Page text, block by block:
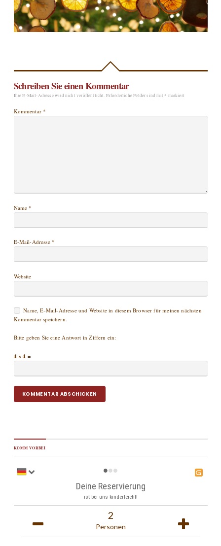
Schreiben Sie einen Kommentar
Ihre E-Mail-Adresse wird nicht veröffentlicht. Erforderliche Felder sind mit * markiert
Kommentar*
Name*
E-Mail-Adresse*
Website
Name, E-Mail-Adresse und Website in diesem Browser für meinen nächsten
Kommentar speichern.
Bitte geben Sie eine Antwort in Ziffern ein:
4 × 4 =
KOMM VORBEI